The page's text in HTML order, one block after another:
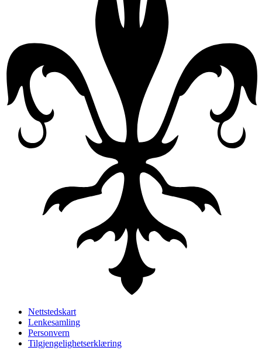
Nettstedskart
Lenkesamling
Personvern
Tilgjengelighetserklæring